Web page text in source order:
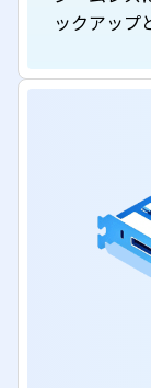
ックアップ